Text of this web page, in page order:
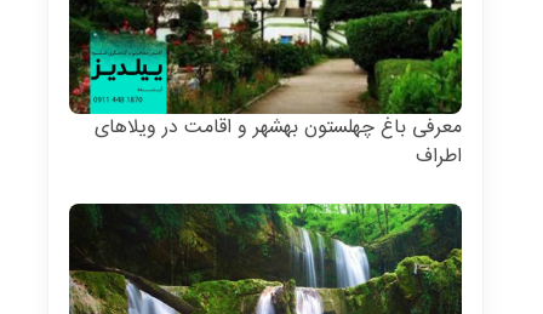
معرفی باغ چهلستون بهشهر و اقامت در ویلاهای
اطراف